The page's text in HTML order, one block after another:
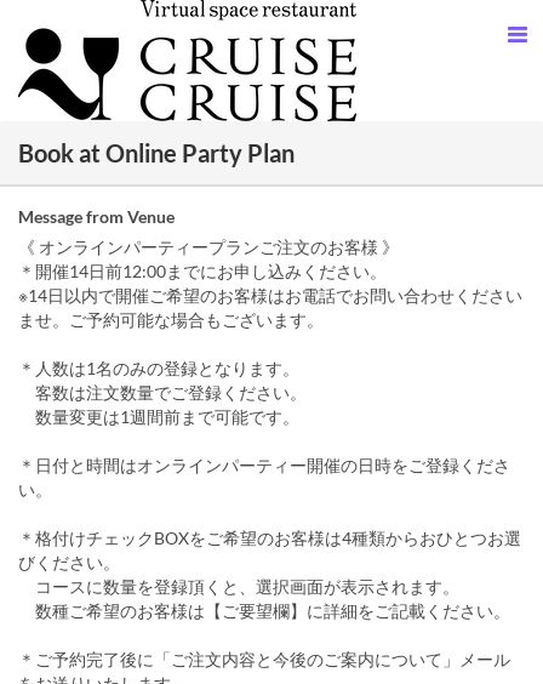
Book at Online Party Plan
Message from Venue
《 オンラインパーティープランご注文のお客様 》
＊開催14日前12:00までにお申し込みください。
※14日以内で開催ご希望のお客様はお電話でお問い合わせください
ませ。ご予約可能な場合もございます。
＊人数は1名のみの登録となります。
客数は注文数量でご登録ください。
数量変更は1週間前まで可能です。
＊日付と時間はオンラインパーティー開催の日時をご登録くださ
い。
＊格付けチェックBOXをご希望のお客様は4種類からおひとつお選
びください。
コースに数量を登録頂くと、選択画面が表示されます。
数種ご希望のお客様は【ご要望欄】に詳細をご記載ください。
＊ご予約完了後に「ご注文内容と今後のご案内について」メール